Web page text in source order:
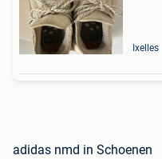
Ixelles
adidas nmd in Schoenen